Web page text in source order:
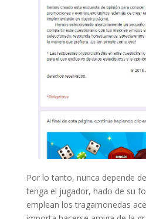
Por lo tanto, nunca depende
tenga el jugador, hado de su
emplean los tragamonedas